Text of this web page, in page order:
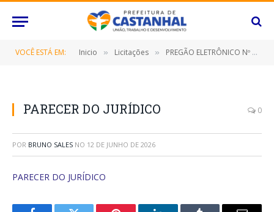
VOCÊ ESTÁ EM: Inicio » Licitações » PREGÃO ELETRÔNICO Nº 034/2023-SRP (CONTRATAÇÃO DE EMPRESA ESPECIALIZADA PARA PRESTAÇÃO DOS SERVIÇOS DE LIMPEZA DE FOSSA SÉPTICA COM EQUIPAMENTO DE SUCÇÃO A VÁCUO, COM CAMINHÃO E MOTORISTA)
PARECER DO JURÍDICO 0
POR BRUNO SALES NO 12 DE JUNHO DE 2026
PARECER DO JURÍDICO